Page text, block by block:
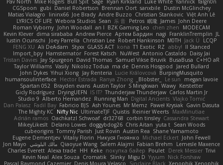
Pav North Mike Rogers Bull Spit Sage Ryan Kirkland Luke White Yannick falgn0n
CGSpoon gubi Daniel Robertson Brennan Oort sanxbile Dustin McGlinchey
Matias Vialagro
lininx66 Joe Brady Andre Buzzo Christian Stankovic Việt Anh Lê
LYRICS OF LIFE Webora Studios Sean 乐 音 Petros 眠瓏 James John Deere
Roman Vyborny John Woodall an l BZK Gaming Leo chen zhen
MODECAM
Kevin Klever dima sirababa Andrew Pierce Артем Бардин nagi FranklinTremplin JL
Iustin Ocunschi
Joey Parrella Christian Lee Robert Hankinson M0TH Jack Ü
LCQP
FENG XU Ali DeAdam Styxx GLASS ACT kona T1 Exotic RZ abby! ll Stanced
Import_bpy Hamsternator Forest Katsch NuWest Antonio Castaldo Daisy Jai
Tristan Davies Jay Spurgeon David Thomas Samuel Vikse Bruvik BusaBusa C+HO aR
Taylor Williams Vasily Nikoloz Todua ma de Dennis Hosgood
Jared Bullard
John Dykes Yihui Xiong Jay Renteria Lucie Královcová BurpingMusquito
humansoulinterface Hector Estrada Ranya Zhong _Blobster_ Le sun
megan lavoie
Spartan 052 Brayden evans Austin Taylor S Mingkwan Wawy Kerstetter
Gicly Rodríguez DryingUEFN IS IT? Thunderjaw Thunderjaw Carlos Martin Jr
Studio 9 Alberto Hernandez Running Man Digital Ancients Vlajko Tomić
Dan Palasz Fadil Bay Fabricio BJS Ash Younes Mr Memz Paweł Krysiak Gavin Dasuta
The Mighty KC Nifty Nic UltimateTJF Quistis Reinier Weerts MaxMinutiae
Adrián ramos Oachkatzl Schwoaf dr32768 corbin tinsley Cassandra Stewart
MikeyLikesIt Delano Lowes doggybdog26 Chris Aitan yuta t Sean Woods
cubeorigins Tommy Parish Just Rovin Austin Rea Shane Yamamoto
Eugene Dementjev Vitaliy Florin Никуся Гноянко Michael Eckert John Fewell
Jon Mayo مالك البلوشي Qiaoyue Wang Salem Alajmi Fabian Brehm
Lemesle Maxence
Charles Everett Alexa trade HH Keke покупка байер Poulet Derek Messier Trivi
Kevin Neal Alex Souza Cromatik Slinky Migu D Yyyum Nick Forshaw
Pascal Raymond Cazemier Denis Moura Velasco Sinclaire Black Xenophik Xenophik